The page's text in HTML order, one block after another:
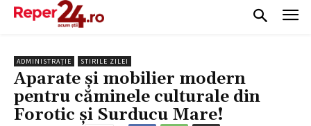
ADMINISTRAȚIE STIRILE ZILEI
Aparate și mobilier modern
pentru căminele culturale din
Forotic și Surducu Mare!